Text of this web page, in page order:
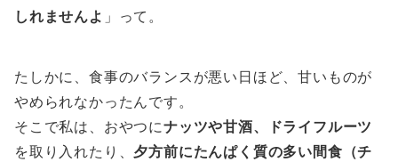
しれませんよ 」って。
たしかに、食事のバランスが悪い日ほど、甘いものが
やめられなかったんです。
そこで私は、おやつにナッツや甘酒、ドライフルーツ
を取り入れたり、 夕方前にたんぱく質の多い間食（チ